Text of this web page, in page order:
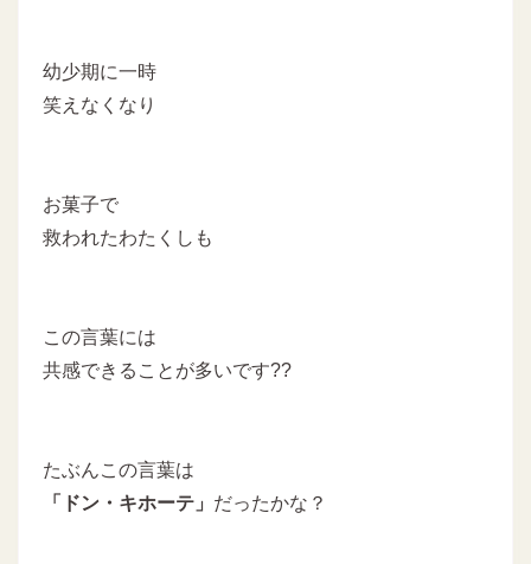
幼少期に一時
笑えなくなり
お菓子で
救われたわたくしも
この言葉には
共感できることが多いです??
たぶんこの言葉は
「ドン・キホーテ」 だったかな？